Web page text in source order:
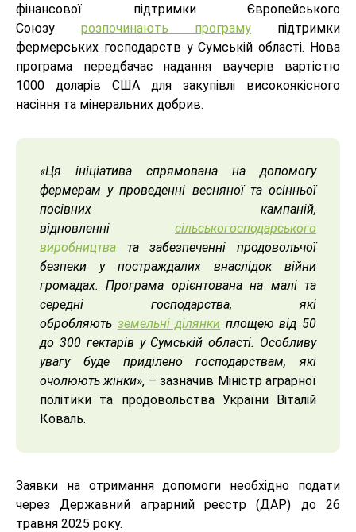
фінансової підтримки Європейського
Союзу розпочинають програму підтримки
фермерських господарств у Сумській області. Нова
програма передбачає надання ваучерів вартістю
1000 доларів США для закупівлі високоякісного
насіння та мінеральних добрив.
«Ця ініціатива спрямована на допомогу
фермерам у проведенні весняної та осінньої
посівних кампаній,
відновленні сільськогосподарського
виробництва та забезпеченні продовольчої
безпеки у постраждалих внаслідок війни
громадах. Програма орієнтована на малі та
середні господарства, які
обробляють земельні ділянки площею від 50
до 300 гектарів у Сумській області. Особливу
увагу буде приділено господарствам, які
очолюють жінки», – зазначив Міністр аграрної
політики та продовольства України Віталій
Коваль.
Заявки на отримання допомоги необхідно подати
через Державний аграрний реєстр (ДАР) до 26
травня 2025 року.